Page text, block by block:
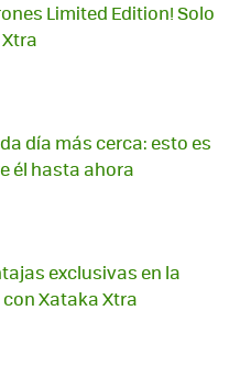
Limited Edition! Solo
día más cerca: esto es
él hasta ahora
exclusivas en la
Xataka Xtra